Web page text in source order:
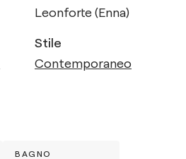
Leonforte (Enna)
Stile
Contemporaneo
BAGNO